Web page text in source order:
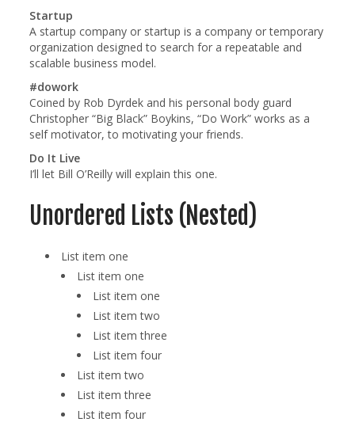
Startup
A startup company or startup is a company or temporary
organization designed to search for a repeatable and
scalable business model.
#dowork
Coined by Rob Dyrdek and his personal body guard
Christopher “Big Black” Boykins, “Do Work” works as a
self motivator, to motivating your friends.
Do It Live
I’ll let Bill O’Reilly will explain this one.
Unordered Lists (Nested)
List item one
List item one
List item one
List item two
List item three
List item four
List item two
List item three
List item four